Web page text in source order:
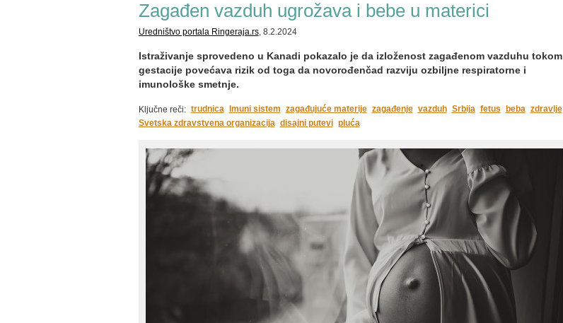
Zagađen vazduh ugrožava i bebe u materici
Uredništvo portala Ringeraja.rs, 8.2.2024
Istraživanje sprovedeno u Kanadi pokazalo je da izloženost zagađenom vazduhu tokom
gestacije povećava rizik od toga da novorođenčad razviju ozbiljne respiratorne i
imunološke smetnje.
Ključne reči: trudnica Imuni sistem zagađujuće materije zagađenje vazduh Srbija fetus beba zdravlje
Svetska zdravstvena organizacija disajni putevi pluća